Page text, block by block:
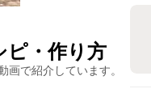
・作り方
画で紹介しています。